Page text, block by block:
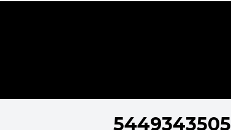
5449343505